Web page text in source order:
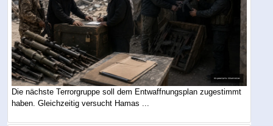
Die nächste Terrorgruppe soll dem Entwaffnungsplan zugestimmt
haben. Gleichzeitig versucht Hamas ...